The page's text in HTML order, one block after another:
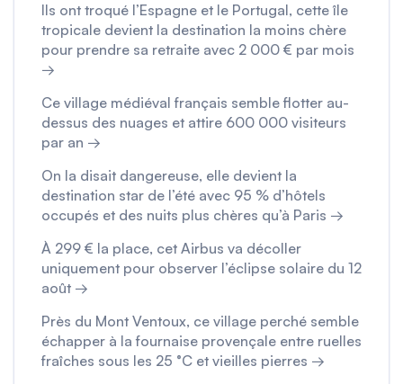
Ils ont troqué l’Espagne et le Portugal, cette île
tropicale devient la destination la moins chère
pour prendre sa retraite avec 2 000 € par mois
→
Ce village médiéval français semble flotter au-
dessus des nuages et attire 600 000 visiteurs
par an →
On la disait dangereuse, elle devient la
destination star de l’été avec 95 % d’hôtels
occupés et des nuits plus chères qu’à Paris →
À 299 € la place, cet Airbus va décoller
uniquement pour observer l’éclipse solaire du 12
août →
Près du Mont Ventoux, ce village perché semble
échapper à la fournaise provençale entre ruelles
fraîches sous les 25 °C et vieilles pierres →